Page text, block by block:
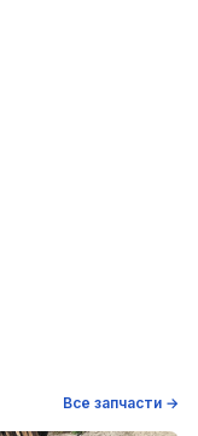
Все запчасти →